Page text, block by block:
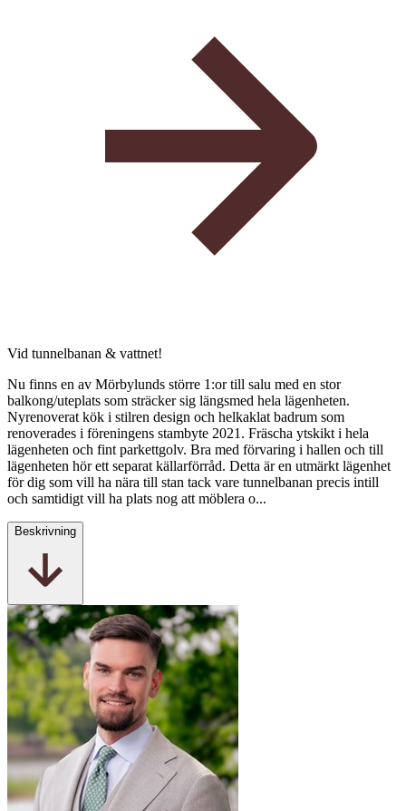
Vid tunnelbanan & vattnet!
Nu finns en av Mörbylunds större 1:or till salu med en stor
balkong/uteplats som sträcker sig längsmed hela lägenheten.
Nyrenoverat kök i stilren design och helkaklat badrum som
renoverades i föreningens stambyte 2021. Fräscha ytskikt i hela
lägenheten och fint parkettgolv. Bra med förvaring i hallen och till
lägenheten hör ett separat källarförråd. Detta är en utmärkt lägenhet
för dig som vill ha nära till stan tack vare tunnelbanan precis intill
och samtidigt vill ha plats nog att möblera o...
Beskrivning